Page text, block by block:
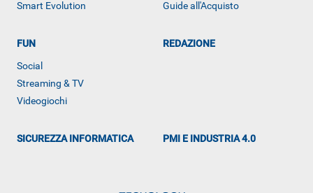
Smart Evolution
Guide all'Acquisto
FUN
Social
Streaming & TV
Videogiochi
REDAZIONE
SICUREZZA INFORMATICA PMI E INDUSTRIA 4.0